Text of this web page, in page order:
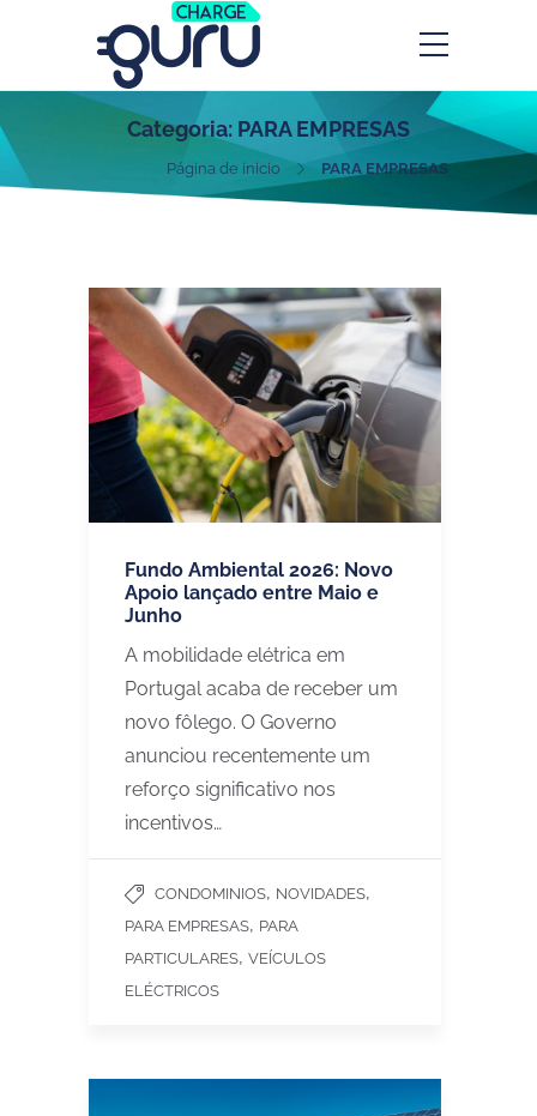
Categoria: PARA EMPRESAS
Página de inicio PARA EMPRESAS
Fundo Ambiental 2026: Novo
Apoio lançado entre Maio e
Junho
A mobilidade elétrica em
Portugal acaba de receber um
novo fôlego. O Governo
anunciou recentemente um
reforço significativo nos
incentivos…
CONDOMINIOS, NOVIDADES,
PARA EMPRESAS, PARA
PARTICULARES, VEÍCULOS
ELÉCTRICOS